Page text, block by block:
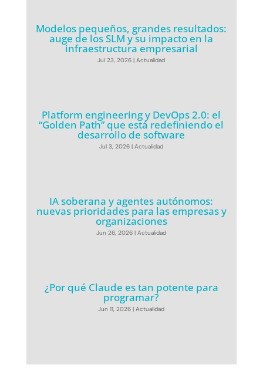
Modelos pequeños, grandes resultados:
auge de los SLM y su impacto en la
infraestructura empresarial
Jul 23, 2026 |Actualidad
Platform engineering y DevOps 2.0: el
“Golden Path” que está redefiniendo el
desarrollo de software
Jul 3, 2026 |Actualidad
IA soberana y agentes autónomos:
nuevas prioridades para las empresas y
organizaciones
Jun 26, 2026 |Actualidad
¿Por qué Claude es tan potente para
programar?
Jun 11, 2026 |Actualidad